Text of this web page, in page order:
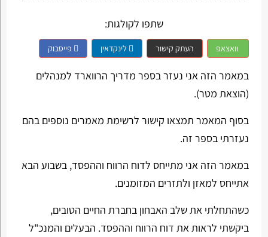
שתפו לקולגות:
וואצאפ העתק קישור לינקדאין פייסבוק
במאמר הזה אני נעזר בספר מדריך הרווארד למנהלים
(הוצאת מטר).
בסוף המאמר תמצאו קישור לרשימת מאמרים נוספים בהם
נעזרתי בספר זה.
במאמר הזה אני מתייחס לדוח הרווח וההפסד, בשבוע הבא
אתייחס למאזן ולתזרים המזומנים.
כשהתחלתי את שלב האבחון בחברת החיים הטובים,
ביקשתי לראות את דוח הרווח וההפסד. הבעלים והמנכ"ל